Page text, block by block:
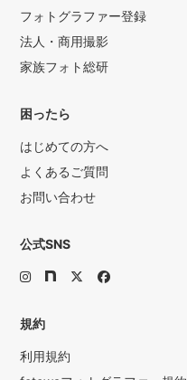
フォトグラファー登録
法人・商用撮影
家族フォト総研
困ったら
はじめての方へ
よくあるご質問
お問い合わせ
公式SNS
規約
利用規約